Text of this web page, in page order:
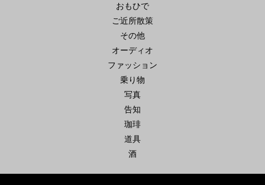
おもひで
ご近所散策
その他
オーディオ
ファッション
乗り物
写真
告知
珈琲
道具
酒